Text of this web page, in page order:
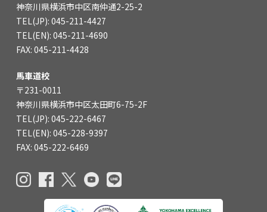
神奈川県横浜市中区南仲通2-25-2
TEL(JP): 045-211-4427
TEL(EN): 045-211-4690
FAX: 045-211-4428
馬車道校
〒231-0011
神奈川県横浜市中区太田町6-75-2F
TEL(JP): 045-222-6467
TEL(EN): 045-228-9397
FAX: 045-222-6469